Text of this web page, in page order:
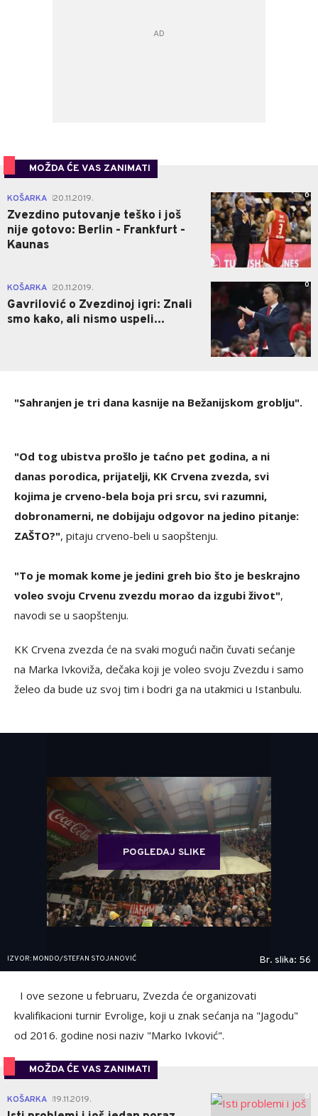
MOŽDA ĆE VAS ZANIMATI
KOŠARKA 20.11.2019.
Zvezdino putovanje teško i još
nije gotovo: Berlin - Frankfurt -
Kaunas
0
KOŠARKA 20.11.2019.
Gavrilović o Zvezdinoj igri: Znali
smo kako, ali nismo uspeli...
0
"Sahranjen je tri dana kasnije na Bežanijskom groblju".
"Od tog ubistva prošlo je taćno pet godina, a ni
danas porodica, prijatelji, KK Crvena zvezda, svi
kojima je crveno-bela boja pri srcu, svi razumni,
dobronamerni, ne dobijaju odgovor na jedino pitanje:
ZAŠTO?", pitaju crveno-beli u saopštenju.
"To je momak kome je jedini greh bio što je beskrajno
voleo svoju Crvenu zvezdu morao da izgubi život",
navodi se u saopštenju.
KK Crvena zvezda će na svaki mogući način čuvati sećanje
na Marka Ivkoviža, dečaka koji je voleo svoju Zvezdu i samo
želeo da bude uz svoj tim i bodri ga na utakmici u Istanbulu.
POGLEDAJ SLIKE
IZVOR: MONDO/STEFAN STOJANOVIĆ Br. slika: 56
I ove sezone u februaru, Zvezda će organizovati
kvalifikacioni turnir Evrolige, koji u znak sećanja na "Jagodu"
od 2016. godine nosi naziv "Marko Ivković".
MOŽDA ĆE VAS ZANIMATI
KOŠARKA 19.11.2019. 0